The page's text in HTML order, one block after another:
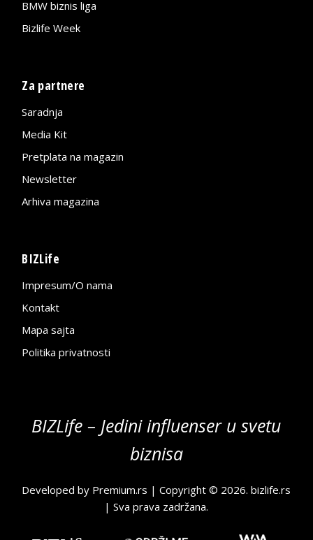
BMW biznis liga
Bizlife Week
Za partnere
Saradnja
Media Kit
Pretplata na magazin
Newsletter
Arhiva magazina
BIZLife
Impresum/O nama
Kontakt
Mapa sajta
Politika privatnosti
BIZLife – Jedini influenser u svetu
biznisa
Developed by Premium.rs | Copyright © 2026.bizlife.rs
| Sva prava zadržana.